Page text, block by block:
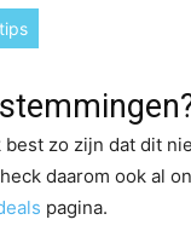
best zo zijn dat dit
daarom ook al
pagina.